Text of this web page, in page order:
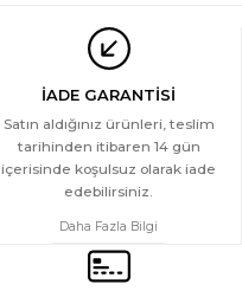
İADE GARANTİSİ
Satın aldığınız ürünleri, teslim
tarihinden itibaren 14 gün
içerisinde koşulsuz olarak iade
edebilirsiniz.
Daha Fazla Bilgi